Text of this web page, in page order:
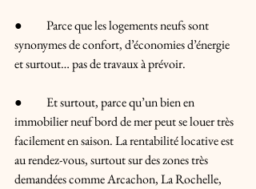
●	Parce que les logements neufs sont
synonymes de confort, d’économies d’énergie
et surtout… pas de travaux à prévoir.
●	Et surtout, parce qu’un bien en
immobilier neuf bord de mer peut se louer très
facilement en saison. La rentabilité locative est
au rendez-vous, surtout sur des zones très
demandées comme Arcachon, La Rochelle,